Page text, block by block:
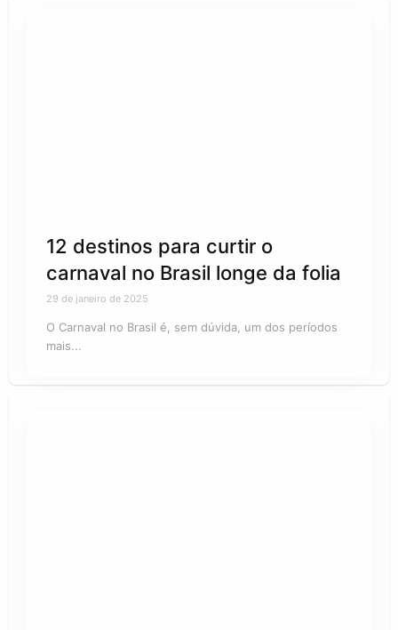
12 destinos para curtir o
carnaval no Brasil longe da folia
29 de janeiro de 2025
O Carnaval no Brasil é, sem dúvida, um dos períodos
mais...